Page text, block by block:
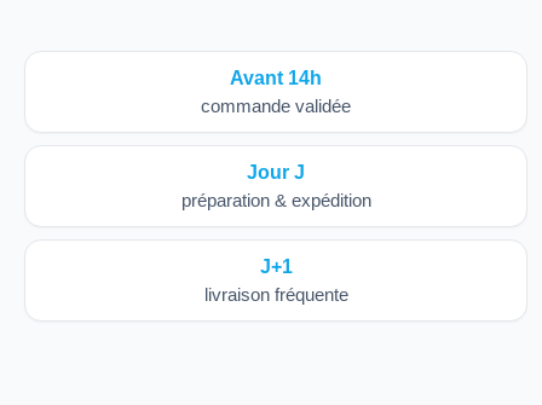
Avant 14h
commande validée
Jour J
préparation & expédition
J+1
livraison fréquente